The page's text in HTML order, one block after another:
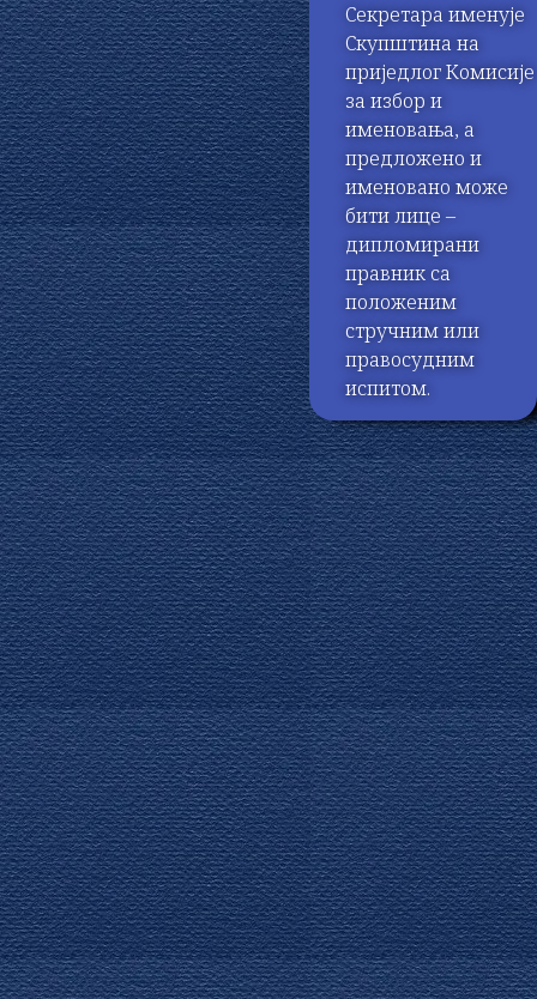
Секретара именује
Скупштина на
приједлог Комисије
за избор и
именовања, а
предложено и
именовано може
бити лице –
дипломирани
правник са
положеним
стручним или
правосудним
испитом.